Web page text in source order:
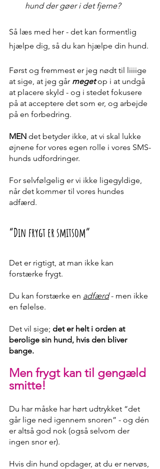
hund der gøer i det fjerne?
Så læs med her - det kan formentlig
hjælpe dig, så du kan hjælpe din hund.
Først og fremmest er jeg nødt til liiiige
at sige, at jeg går meget op i at undgå
at placere skyld - og i stedet fokusere
på at acceptere det som er, og arbejde
på en forbedring.
MEN det betyder ikke, at vi skal lukke
øjnene for vores egen rolle i vores SMS-
hunds udfordringer.
For selvfølgelig er vi ikke ligegyldige,
når det kommer til vores hundes
adfærd.
“Din frygt er smitsom”
Det er rigtigt, at man ikke kan
forstærke frygt.
Du kan forstærke en adfærd - men ikke
en følelse.
Det vil sige; det er helt i orden at
berolige sin hund, hvis den bliver
bange.
Men frygt kan til gengæld
smitte!
Du har måske har hørt udtrykket “det
går lige ned igennem snoren” - og dén
er altså god nok (også selvom der
ingen snor er).
Hvis din hund opdager, at du er nervøs,